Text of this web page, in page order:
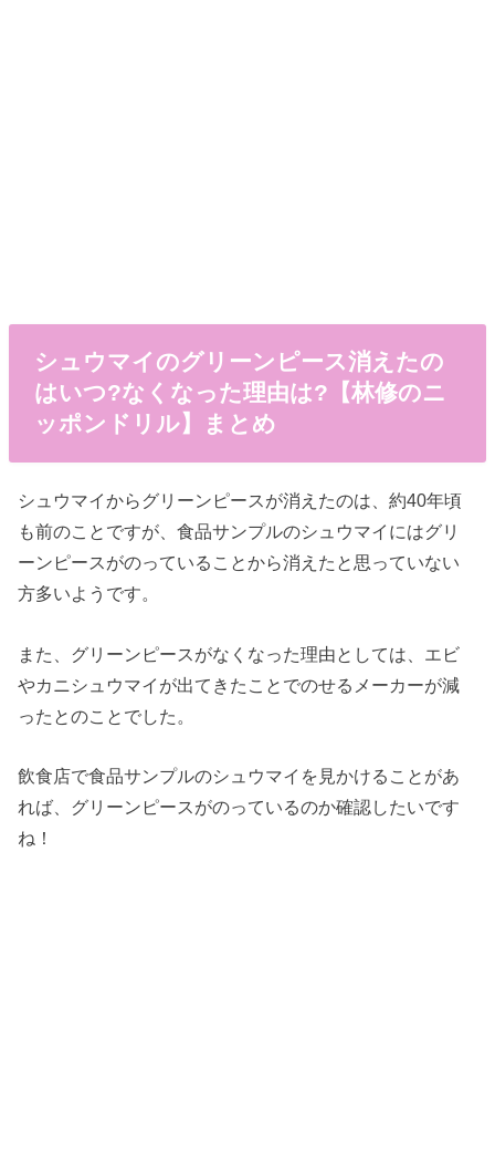
シュウマイのグリーンピース消えたの
はいつ?なくなった理由は?【林修のニ
ッポンドリル】まとめ
シュウマイからグリーンピースが消えたのは、約40年頃
も前のことですが、食品サンプルのシュウマイにはグリ
ーンピースがのっていることから消えたと思っていない
方多いようです。
また、グリーンピースがなくなった理由としては、エビ
やカニシュウマイが出てきたことでのせるメーカーが減
ったとのことでした。
飲食店で食品サンプルのシュウマイを見かけることがあ
れば、グリーンピースがのっているのか確認したいです
ね！